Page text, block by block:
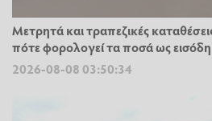
Μετρητά και τραπεζικές
πότε φορολογεί τα ποσά ως
2026-08-08 03:50:34